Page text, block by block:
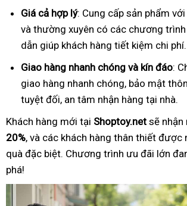
Giá cả hợp lý: Cung cấp sản phẩm
và thường xuyên có các chương
dẫn giúp khách hàng tiết kiệm chi phí.
Giao hàng nhanh chóng và kín đáo:
giao hàng nhanh chóng, bảo mật
tuyệt đối, an tâm nhận hàng tại nhà.
Khách hàng mới tại Shoptoy.net sẽ nhận
20%, và các khách hàng thân thiết được
quà đặc biệt. Chương trình ưu đãi lớn
phá!